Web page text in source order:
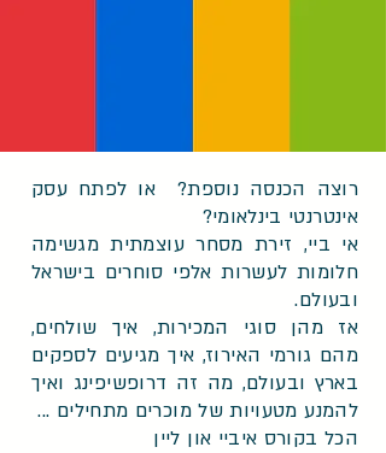
רוצה הכנסה נוספת? או לפתח עסק
אינטרנטי בינלאומי?
אי ביי, זירת מסחר עוצמתית מגשימה
חלומות לעשרות אלפי סוחרים בישראל
ובעולם.
אז מהן סוגי המכירות, איך שולחים,
מהם גורמי האירוז, איך מגיעים לספקים
בארץ ובעולם, מה זה דרופשיפינג ואיך
להמנע מטעויות של מוכרים מתחילים ...
הכל בקורס איביי און ליין